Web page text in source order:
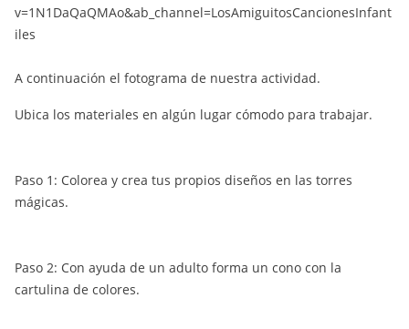
v=1N1DaQaQMAo&ab_channel=LosAmiguitosCancionesInfant
iles
A continuación el fotograma de nuestra actividad.
Ubica los materiales en algún lugar cómodo para trabajar.
Paso 1: Colorea y crea tus propios diseños en las torres
mágicas.
Paso 2: Con ayuda de un adulto forma un cono con la
cartulina de colores.